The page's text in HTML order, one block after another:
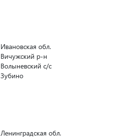
Ивановская обл.
Вичужский р-н
Волыневский с/с
Зубино
Ленинградская обл.